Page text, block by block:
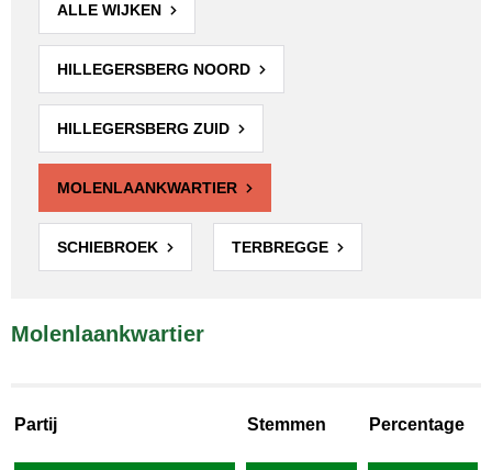
ALLE WIJKEN
HILLEGERSBERG NOORD
HILLEGERSBERG ZUID
MOLENLAANKWARTIER
SCHIEBROEK TERBREGGE
Molenlaankwartier
Partij Stemmen Percentage